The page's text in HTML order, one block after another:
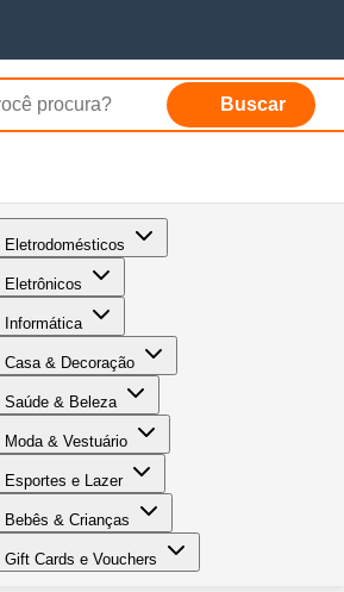
Buscar
Eletrodomésticos
Eletrônicos
Informática
Casa & Decoração
Saúde & Beleza
Moda & Vestuário
Esportes e Lazer
Bebês & Crianças
Gift Cards e Vouchers